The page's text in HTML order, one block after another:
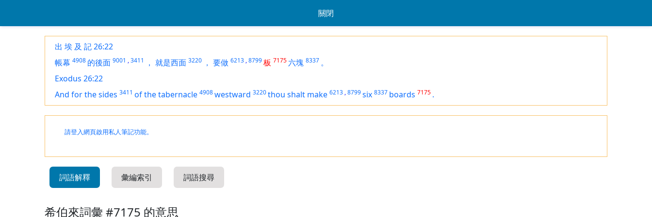
關閉
出 埃 及 記 26:22
帳幕 4908 的後面 9001 ,3411 ， 就是西面 3220 ， 要做 6213 ,8799板 7175 六塊 8337 。
Exodus 26:22
And for the sides 3411 of the tabernacle 4908westward 3220thou shalt make 6213 ,8799six 8337 boards 7175 .
請登入網頁啟用私人筆記功能。
詞語解釋 彙編索引 詞語搜尋
希伯來詞彙 #7175 的意思